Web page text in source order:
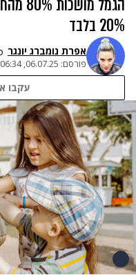
הגמל
20% בלבד
אפרת נומברג יונגר
פורסם: 06.07.25, 06:34
עקבו